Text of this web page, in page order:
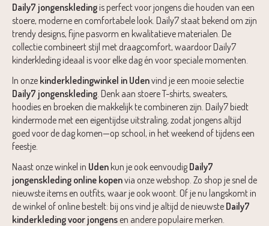
Daily7 jongenskleding is perfect voor jongens die houden van een
stoere, moderne en comfortabele look. Daily7 staat bekend om zijn
trendy designs, fijne pasvorm en kwalitatieve materialen. De
collectie combineert stijl met draagcomfort, waardoor Daily7
kinderkleding ideaal is voor elke dag én voor speciale momenten.
In onze kinderkledingwinkel in Udenvind je een mooie selectie
Daily7 jongenskleding . Denk aan stoere T-shirts, sweaters,
hoodies en broeken die makkelijk te combineren zijn. Daily7 biedt
kindermode met een eigentijdse uitstraling, zodat jongens altijd
goed voor de dag komen—op school, in het weekend of tijdens een
feestje.
Naast onze winkel in Uden kun je ook eenvoudig Daily7
jongenskleding online kopenvia onze webshop. Zo shop je snel de
nieuwste items en outfits, waar je ook woont. Of je nu langskomt in
de winkel of online bestelt: bij ons vind je altijd de nieuwste Daily7
kinderkleding voor jongens en andere populaire merken.